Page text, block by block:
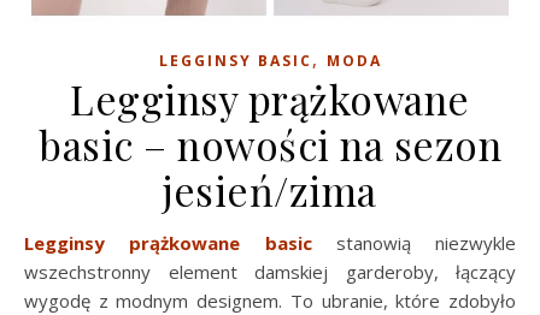
LEGGINSY BASIC, MODA
Legginsy prążkowane
basic – nowości na sezon
jesień/zima
Legginsy prążkowane basicstanowią niezwykle
wszechstronny element damskiej garderoby, łączący
wygodę z modnym designem. To ubranie, które zdobyło